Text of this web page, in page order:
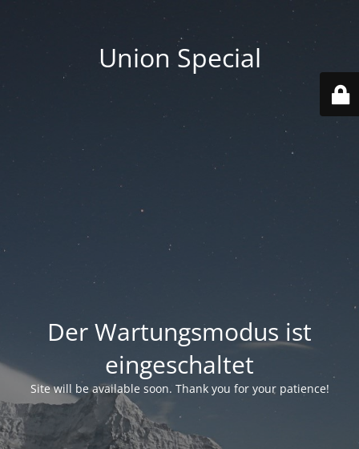
Union Special
Der Wartungsmodus ist
eingeschaltet
Site will be available soon. Thank you for your patience!